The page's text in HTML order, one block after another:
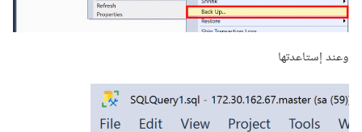
وعند إستاعدتها